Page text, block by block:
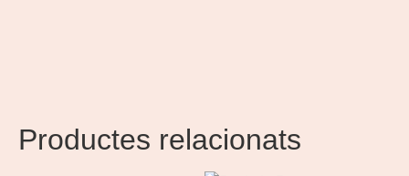
Productes relacionats